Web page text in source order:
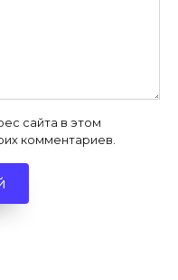
сайта в этом
комментариев.